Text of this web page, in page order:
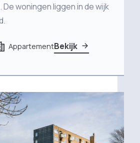
woningen liggen in de wijk
AppartementBekijk